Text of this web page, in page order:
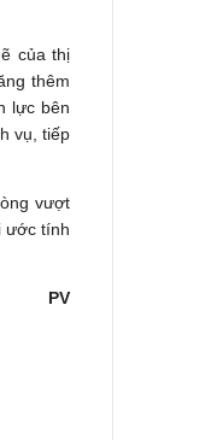
của thị
thêm
lực bên
vụ, tiếp
vượt
ước tính
PV